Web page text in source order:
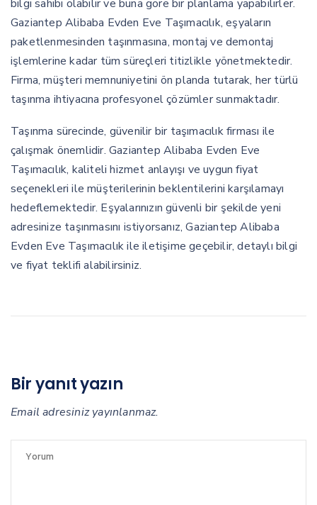
bilgi sahibi olabilir ve buna göre bir planlama yapabilirler.
Gaziantep Alibaba Evden Eve Taşımacılık, eşyaların
paketlenmesinden taşınmasına, montaj ve demontaj
işlemlerine kadar tüm süreçleri titizlikle yönetmektedir.
Firma, müşteri memnuniyetini ön planda tutarak, her türlü
taşınma ihtiyacına profesyonel çözümler sunmaktadır.
Taşınma sürecinde, güvenilir bir taşımacılık firması ile
çalışmak önemlidir. Gaziantep Alibaba Evden Eve
Taşımacılık, kaliteli hizmet anlayışı ve uygun fiyat
seçenekleri ile müşterilerinin beklentilerini karşılamayı
hedeflemektedir. Eşyalarınızın güvenli bir şekilde yeni
adresinize taşınmasını istiyorsanız, Gaziantep Alibaba
Evden Eve Taşımacılık ile iletişime geçebilir, detaylı bilgi
ve fiyat teklifi alabilirsiniz.
Bir yanıt yazın
Email adresiniz yayınlanmaz.